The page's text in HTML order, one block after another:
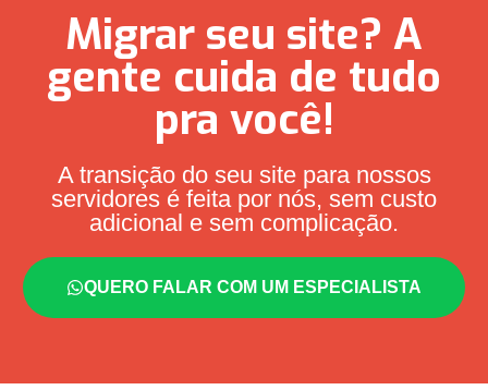
Migrar seu site? A
gente cuida de tudo
pra você!
A transição do seu site para nossos
servidores é feita por nós, sem custo
adicional e sem complicação.
QUERO FALAR COM UM ESPECIALISTA